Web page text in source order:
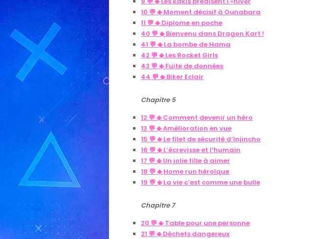
10 💬 ◈ Moment décisif à Ounabara
11 💬 ◈ Diplome en poche
40 💬 ◈ Bienvenu dans Dragon Kart !
41 💬 ◈ La bombe de Hama
42 💬 ◈ Les Rocket Girls
43 💬 ◈ Fuite de données
44 💬 ◈ Biker Eclair
Chapitre 5
12 💬 ◈ Comment devenir un héro
13 💬 ◈ Amélioration en vue
15 💬 ◈ Le filet de sécurité d’Injincho
16 💬 ◈ L’écrevisse et l’humain
17 💬 ◈ Un jolie fille à aimer
18 💬 ◈ Home run héroïque
19 💬 ◈ La vie c’est comme une bulle
Chapitre 7
20 💬 ◈ Table pour une personne
21 💬 ◈ Déchets dangereux